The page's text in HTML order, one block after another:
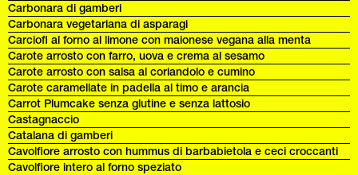
Carbonara di gamberi
Carbonara vegetariana di asparagi
Carciofi al forno al limone con maionese vegana alla menta
Carote arrosto con farro, uova e crema al sesamo
Carote arrosto con salsa al coriandolo e cumino
Carote caramellate in padella al timo e arancia
Carrot Plumcake senza glutine e senza lattosio
Castagnaccio
Catalana di gamberi
Cavolfiore arrosto con hummus di barbabietola e ceci croccanti
Cavolfiore intero al forno speziato